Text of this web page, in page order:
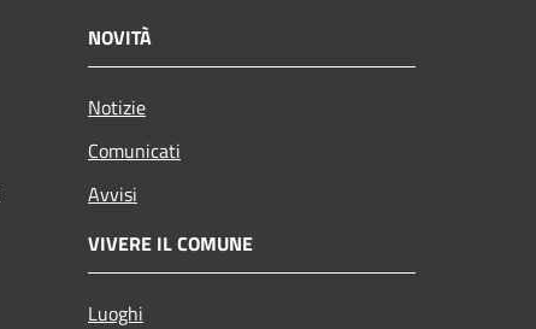
NOVITÀ
Notizie
Comunicati
Avvisi
VIVERE IL COMUNE
Luoghi